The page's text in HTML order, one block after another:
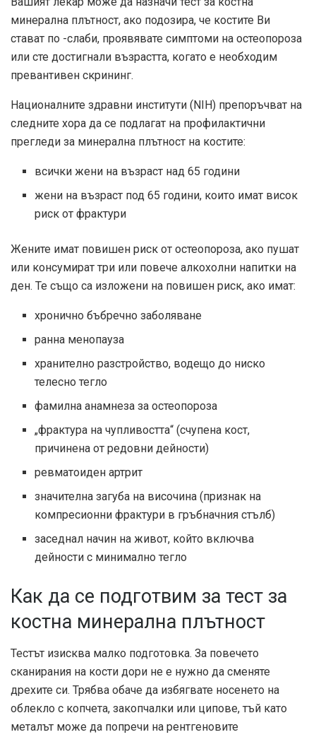
минерална плътност, ако подозира, че костите Ви
стават по -слаби, проявявате симптоми на остеопороза
или сте достигнали възрастта, когато е необходим
превантивен скрининг.
Националните здравни институти (NIH) препоръчват на
следните хора да се подлагат на профилактични
прегледи за минерална плътност на костите:
всички жени на възраст над 65 години
жени на възраст под 65 години, които имат висок
риск от фрактури
Жените имат повишен риск от остеопороза, ако пушат
или консумират три или повече алкохолни напитки на
ден. Те също са изложени на повишен риск, ако имат:
хронично бъбречно заболяване
ранна менопауза
хранително разстройство, водещо до ниско
телесно тегло
фамилна анамнеза за остеопороза
„фрактура на чупливостта“ (счупена кост,
причинена от редовни дейности)
ревматоиден артрит
значителна загуба на височина (признак на
компресионни фрактури в гръбначния стълб)
заседнал начин на живот, който включва
дейности с минимално тегло
Как да се подготвим за тест за
костна минерална плътност
Тестът изисква малко подготовка. За повечето
сканирания на кости дори не е нужно да сменяте
дрехите си. Трябва обаче да избягвате носенето на
облекло с копчета, закопчалки или ципове, тъй като
металът може да попречи на рентгеновите